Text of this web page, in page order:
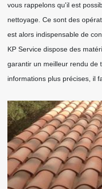
vous rappelons qu'il est
nettoyage. Ce sont des
est alors indispensable de
KP Service dispose des
garantir un meilleur rendu de
informations plus précises, il